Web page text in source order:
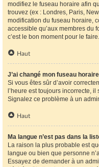
modifiez le fuseau horaire afin
trouvez (ex : Londres, Paris,
modification du fuseau horaire,
accessible qu’aux membres du
c’est le bon moment pour le faire.
Haut
J’ai changé mon fuseau
Si vous êtes sûr d’avoir
l’heure est toujours incorrecte,
Signalez ce problème à un
Haut
Ma langue n’est pas dans la
La raison la plus probable est
langue ou bien que personne
Essayez de demander à un